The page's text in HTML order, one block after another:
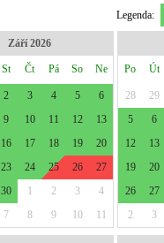
Legenda:
Září 2026
St Čt Pá So Ne
2 3 4 5
6
9 10 11 12
13
16 17 18 19
20
23 24 25 26
27
30 1 2 3
4
7 8 9 10 11
Po Út
28 29
5
6
12
13
19
20
26
27
2
3